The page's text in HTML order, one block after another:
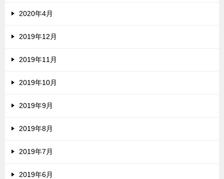
2020年4月
2019年12月
2019年11月
2019年10月
2019年9月
2019年8月
2019年7月
2019年6月